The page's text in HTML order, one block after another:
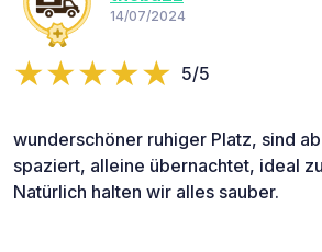
14/07/2024
5/5
wunderschöner ruhiger Platz, sind
spaziert, alleine übernachtet, ideal
Natürlich halten wir alles sauber.